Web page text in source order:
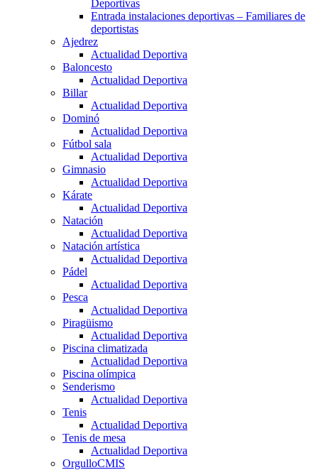
Deportivas
Entrada instalaciones deportivas – Familiares de
deportistas
Ajedrez
Actualidad Deportiva
Baloncesto
Actualidad Deportiva
Billar
Actualidad Deportiva
Dominó
Actualidad Deportiva
Fútbol sala
Actualidad Deportiva
Gimnasio
Actualidad Deportiva
Kárate
Actualidad Deportiva
Natación
Actualidad Deportiva
Natación artística
Actualidad Deportiva
Pádel
Actualidad Deportiva
Pesca
Actualidad Deportiva
Piragüismo
Actualidad Deportiva
Piscina climatizada
Actualidad Deportiva
Piscina olímpica
Senderismo
Actualidad Deportiva
Tenis
Actualidad Deportiva
Tenis de mesa
Actualidad Deportiva
OrgulloCMIS